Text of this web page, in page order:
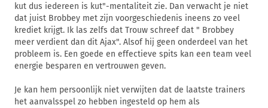
kut dus iedereen is kut"-mentaliteit zie. Dan verwacht je niet
dat juist Brobbey met zijn voorgeschiedenis ineens zo veel
krediet krijgt. Ik las zelfs dat Trouw schreef dat " Brobbey
meer verdient dan dit Ajax". Alsof hij geen onderdeel van het
probleem is. Een goede en effectieve spits kan een team veel
energie besparen en vertrouwen geven.
Je kan hem persoonlijk niet verwijten dat de laatste trainers
het aanvalsspel zo hebben ingesteld op hem als